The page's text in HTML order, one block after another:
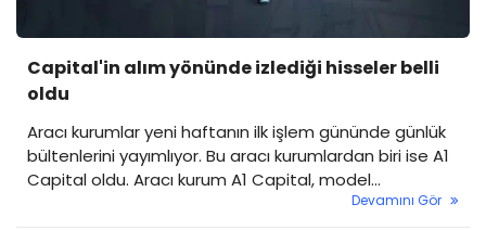
Capital'in alım yönünde izlediği hisseler belli
oldu
Aracı kurumlar yeni haftanın ilk işlem gününde günlük
bültenlerini yayımlıyor. Bu aracı kurumlardan biri ise A1
Capital oldu. Aracı kurum A1 Capital, model
portföyünü ve takip ettiği hisseleri paylaştı.Devamını Gör